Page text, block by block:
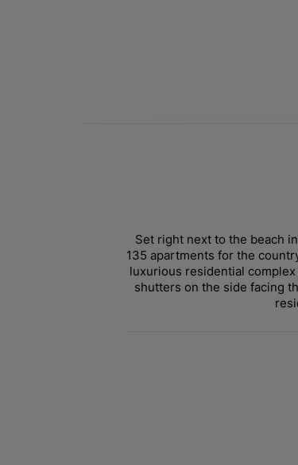
Set right next to the beach
135 apartments for the
luxurious residential
shutters on the side facing